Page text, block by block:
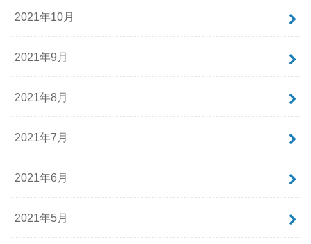
2021年10月
2021年9月
2021年8月
2021年7月
2021年6月
2021年5月